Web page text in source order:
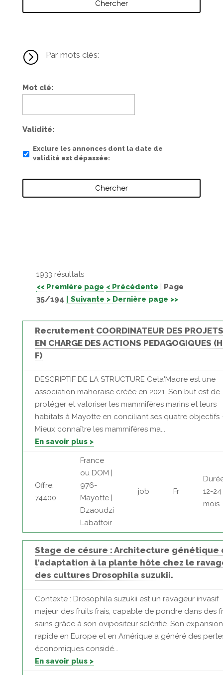
= Par mots clés:
Mot clé
Validité
Exclure les annonces dont la date de
validité est dépassée
1933 résultats
<< Première page < Précédente | Page
35/194
| Suivante > Dernière page >>
Recrutement COORDINATEUR DES PROJETS
EN CHARGE DES ACTIONS PEDAGOGIQUES
F)
DESCRIPTIF DE LA STRUCTURE Ceta'Maore est une
association mahoraise créée en 2021. Son but est de
protéger et valoriser les mammifères marins et leurs
habitats à Mayotte en conciliant ses quatre objectifs
Mieux connaître les mammifères ma...
En savoir plus >
Offre:
74400
France
ou DOM |
976-
Mayotte |
Dzaoudzi
Labattoir
job Fr
12-24
mois
Stage de césure : Architecture génétique
l’adaptation à la plante hôte chez le
des cultures Drosophila suzukii.
Contexte : Drosophila suzukii est un ravageur invasif
majeur des fruits frais, capable de pondre dans des
sains grâce à son ovipositeur sclérifié. Son expansion
rapide en Europe et en Amérique a généré des
économiques considé...
En savoir plus >